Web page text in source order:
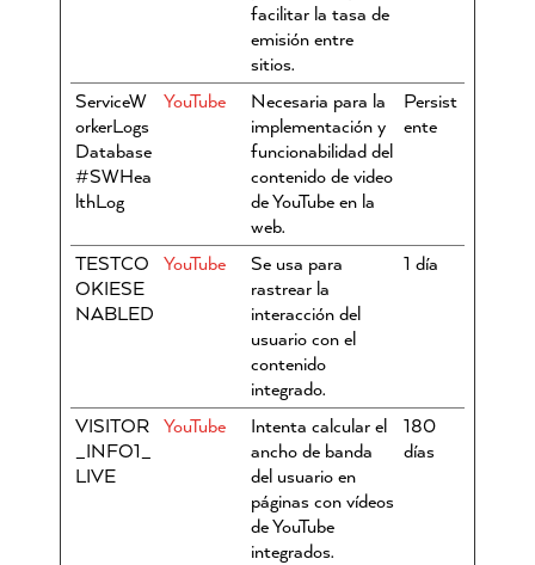
facilitar la tasa de
emisión entre
sitios.
ServiceW
orkerLogs
Database
#SWHea
lthLog
YouTube
Necesaria para la
implementación y
funcionabilidad del
contenido de video
de YouTube en la
web.
Persist
ente
TESTCO
OKIESE
NABLED
YouTube
Se usa para
rastrear la
interacción del
usuario con el
contenido
integrado.
1 día
VISITOR
_INFO1_
LIVE
YouTube
Intenta calcular el
ancho de banda
del usuario en
páginas con vídeos
de YouTube
integrados.
180
días